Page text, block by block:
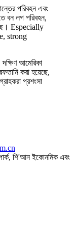
পরিবহন এবং
বন লগ পরিবহন,
Especially
strong
আমেরিকা
করা হয়েছে,
প্রশংসা
পার্ক, শি'আন ইকোনমিক এবং